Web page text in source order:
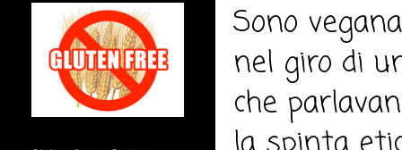
Sono
nel giro di
che